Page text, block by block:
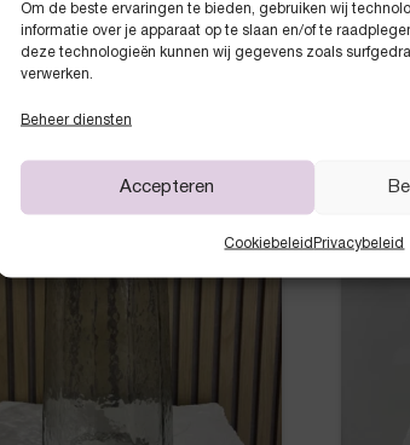
Om de beste ervaringen te bieden, gebruiken wij
informatie over je apparaat op te slaan en/of te
deze technologieën kunnen wij gegevens zoals
verwerken.
Beheer diensten
Accepteren
Cookiebeleid Privacybeleid
Anderen kochten